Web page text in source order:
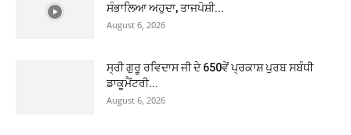
ਸੰਭਾਲਿਆ ਅਹੁਦਾ, ਤਾਜਪੋਸ਼ੀ...
August 6, 2026
ਸ੍ਰੀ ਗੁਰੂ ਰਵਿਦਾਸ ਜੀ ਦੇ 650ਵੇਂ ਪ੍ਰਕਾਸ਼ ਪੁਰਬ ਸਬੰਧੀ
ਡਾਕੂਮੈਂਟਰੀ...
August 6, 2026